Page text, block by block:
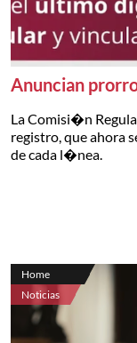
Anuncian
La Comisi�n
registro, que
de cada l�nea.
Home
Noticias